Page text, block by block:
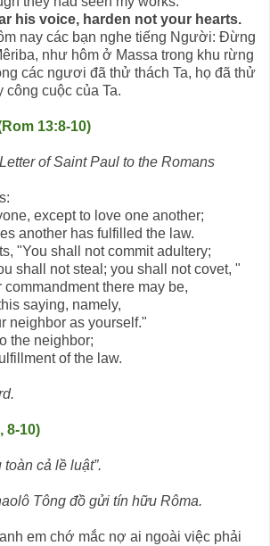
his voice, harden not your hearts.
nay các bạn nghe tiếng Người: Ðừng
như hôm ở Massa trong khu rừng
các ngươi đã thử thách Ta, họ đã thử
công cuộc của Ta.
13:8-10)
of Saint Paul to the Romans
except to love one another;
another has fulfilled the law.
"You shall not commit adultery;
shall not steal; you shall not covet, "
there may be,
saying, namely,
neighbor as yourself."
the neighbor;
of the law.
8-10)
cả lề luật”.
Tông đồ gửi tín hữu Rôma.
em chớ mắc nợ ai ngoài việc phải